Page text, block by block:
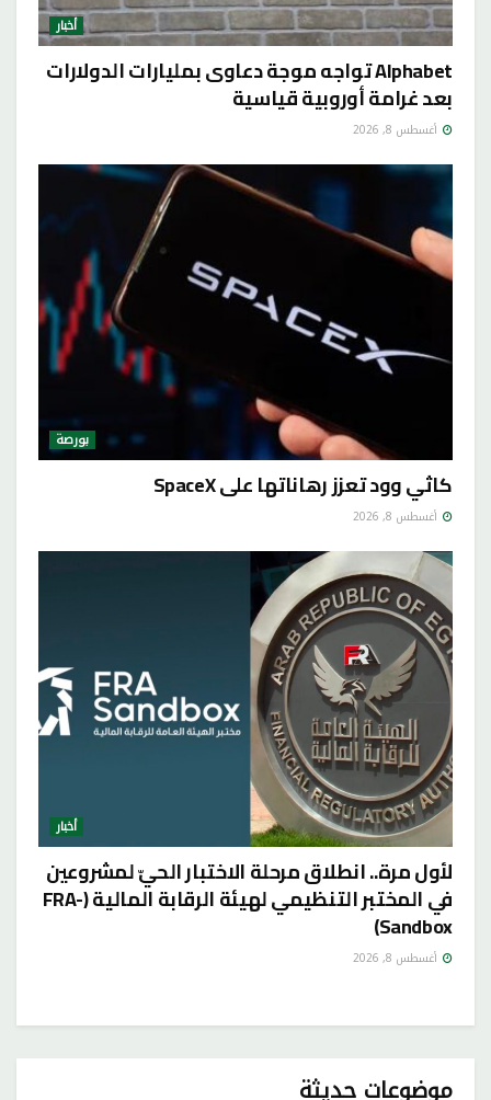
أخبار
Alphabet تواجه موجة دعاوى بمليارات الدولارات
بعد غرامة أوروبية قياسية
أغسطس 8, 2026
بورصة
كاثي وود تعزز رهاناتها على SpaceX
أغسطس 8, 2026
أخبار
لأول مرة.. انطلاق مرحلة الاختبار الحيّ لمشروعين
في المختبر التنظيمي لهيئة الرقابة المالية (FRA-
Sandbox)
أغسطس 8, 2026
موضوعات حديثة